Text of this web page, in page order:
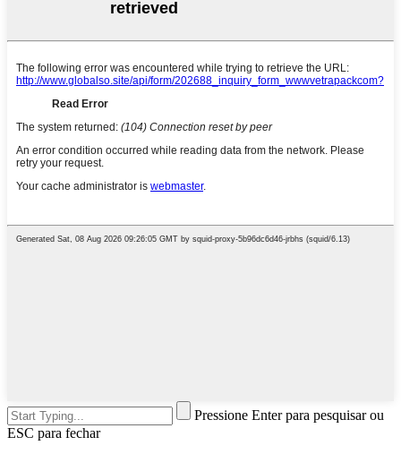
Pressione Enter para pesquisar ou
ESC para fechar